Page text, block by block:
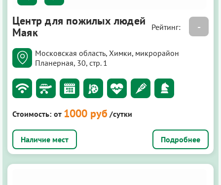
Центр для пожилых людей
Маяк
Рейтинг: -
Московская область, Химки, микрорайон
Планерная, 30, стр. 1
Стоимость: от 1000 руб /сутки
Подробнее